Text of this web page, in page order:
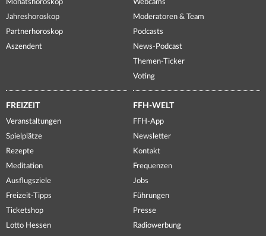
Monatshoroskop
Jahreshoroskop
Partnerhoroskop
Aszendent
Webcams
Moderatoren & Team
Podcasts
News-Podcast
Themen-Ticker
Voting
FREIZEIT
Veranstaltungen
Spielplätze
Rezepte
Meditation
Ausflugsziele
Freizeit-Tipps
Ticketshop
Lotto Hessen
FFH-WELT
FFH-App
Newsletter
Kontakt
Frequenzen
Jobs
Führungen
Presse
Radiowerbung